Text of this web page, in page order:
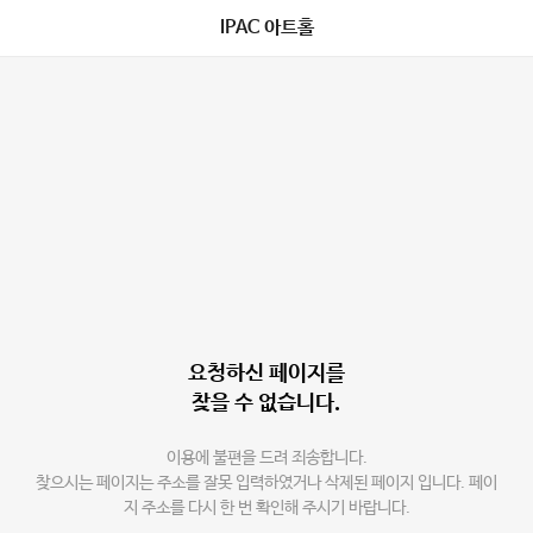
IPAC 아트홀
요청하신 페이지를
찾을 수 없습니다.
이용에 불편을 드려 죄송합니다.
찾으시는 페이지는 주소를 잘못 입력하였거나 삭제된 페이지 입니다. 페이
지 주소를 다시 한 번 확인해 주시기 바랍니다.